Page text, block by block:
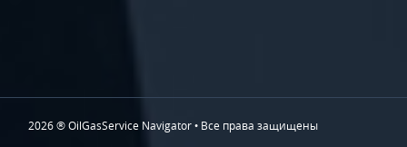
2026 ® OilGasService Navigator • Все права защищены